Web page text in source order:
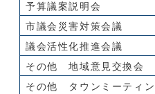
予算議案説明会
市議会災害対策会議
議会活性化推進会議
その他 地域意見交換会
その他 タウンミーティン